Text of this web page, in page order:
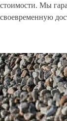
стоимости. Мы
своевременную